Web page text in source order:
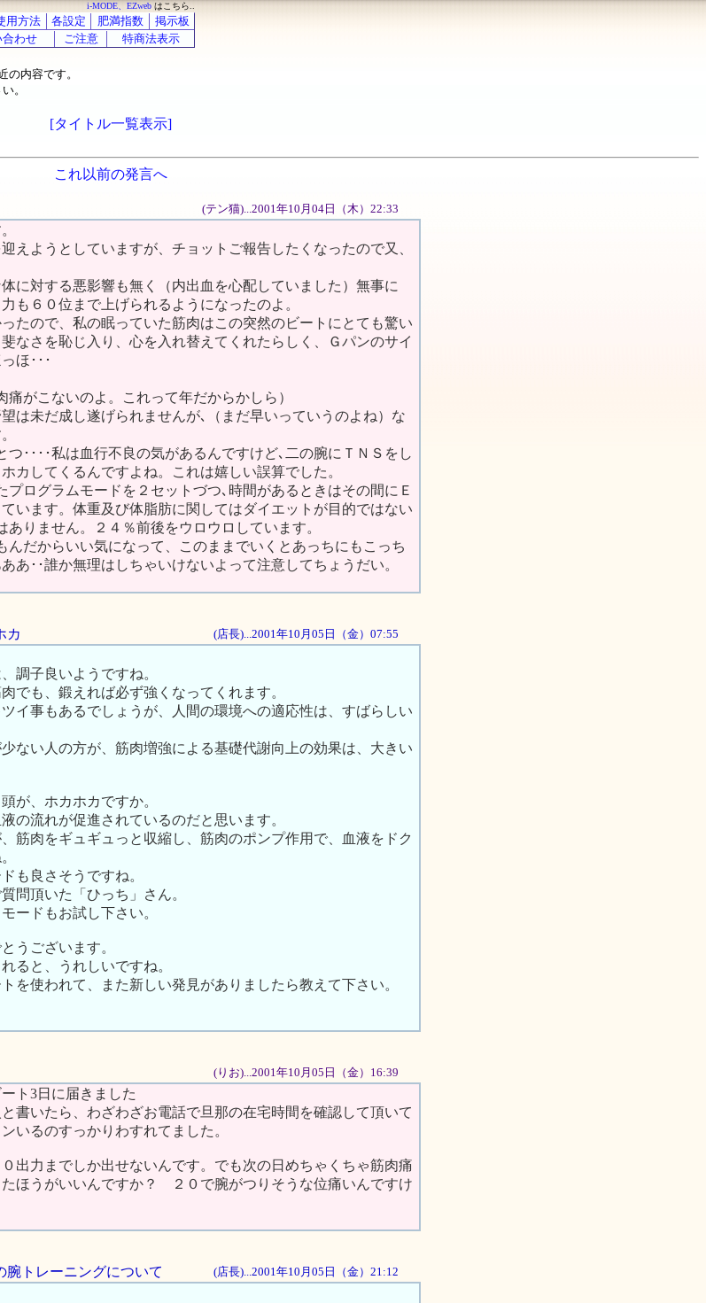
i-MODE、EZweb はこちら..
用方法 各設定 肥満指数
掲示板
合わせ ご注意 特商法表示
内容です。
。
[タイトル一覧表示]
これ以前の発言へ
(テン猫)...2001年10月04日（木）22:33
えようとしていますが、チョットご報告したくなったので又、
に対する悪影響も無く（内出血を心配していました）無事に
も６０位まで上げられるようになったのよ。
たので、私の眠っていた筋肉はこの突然のビートにとても驚い
なさを恥じ入り、心を入れ替えてくれたらしく、Ｇパンのサイ
ほ･･･
痛がこないのよ。これって年だからかしら）
は未だ成し遂げられませんが､（まだ早いっていうのよね）な
つ････私は血行不良の気があるんですけど､二の腕にＴＮＳをし
カしてくるんですよね。これは嬉しい誤算でした。
プログラムモードを２セットづつ､時間があるときはその間にＥ
います。体重及び体脂肪に関してはダイエットが目的ではない
りません。２４％前後をウロウロしています。
んだからいい気になって、このままでいくとあっちにもこっち
あ･･誰か無理はしちゃいけないよって注意してちょうだい。
カ (店長)...2001年10月05日（金）07:55
調子良いようですね。
でも、鍛えれば必ず強くなってくれます。
イ事もあるでしょうが、人間の環境への適応性は、すばらしい
ない人の方が、筋肉増強による基礎代謝向上の効果は、大きい
が、ホカホカですか。
の流れが促進されているのだと思います。
筋肉をギュギュっと収縮し、筋肉のポンプ作用で、血液をドク
も良さそうですね。
問頂いた「ひっち」さん。
ードもお試し下さい。
うございます。
ると、うれしいですね。
を使われて、また新しい発見がありましたら教えて下さい。
(りお)...2001年10月05日（金）16:39
ト3日に届きました
書いたら、わざわざお電話で旦那の在宅時間を確認して頂いて
いるのすっかりわすれてました。
出力までしか出せないんです。でも次の日めちゃくちゃ筋肉痛
ほうがいいんですか？ ２０で腕がつりそうな位痛いんですけ
腕トレーニングについて (店長)...2001年10月05日（金）21:12